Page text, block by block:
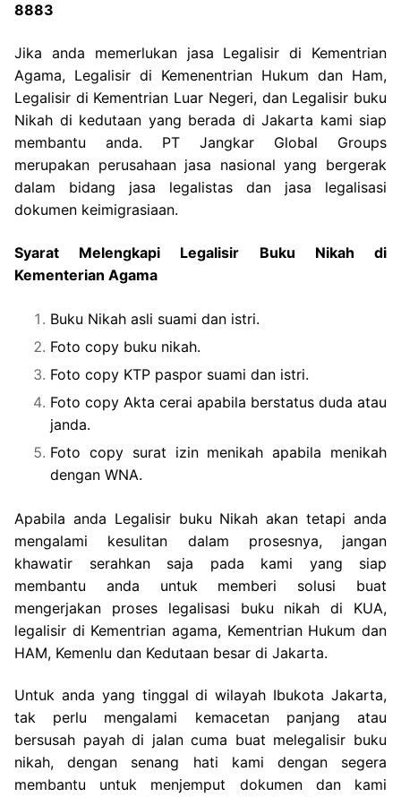
8883
Jika anda memerlukan jasa Legalisir di Kementrian
Agama, Legalisir di Kemenentrian Hukum dan Ham,
Legalisir di Kementrian Luar Negeri, dan Legalisir buku
Nikah di kedutaan yang berada di Jakarta kami siap
membantu anda. PT Jangkar Global Groups
merupakan perusahaan jasa nasional yang bergerak
dalam bidang jasa legalistas dan jasa legalisasi
dokumen keimigrasiaan.
Syarat Melengkapi Legalisir Buku Nikah di
Kementerian Agama
Buku Nikah asli suami dan istri.
Foto copy buku nikah.
Foto copy KTP paspor suami dan istri.
Foto copy Akta cerai apabila berstatus duda atau
janda.
Foto copy surat izin menikah apabila menikah
dengan WNA.
Apabila anda Legalisir buku Nikah akan tetapi anda
mengalami kesulitan dalam prosesnya, jangan
khawatir serahkan saja pada kami yang siap
membantu anda untuk memberi solusi buat
mengerjakan proses legalisasi buku nikah di KUA,
legalisir di Kementrian agama, Kementrian Hukum dan
HAM, Kemenlu dan Kedutaan besar di Jakarta.
Untuk anda yang tinggal di wilayah Ibukota Jakarta,
tak perlu mengalami kemacetan panjang atau
bersusah payah di jalan cuma buat melegalisir buku
nikah, dengan senang hati kami dengan segera
membantu untuk menjemput dokumen dan kami